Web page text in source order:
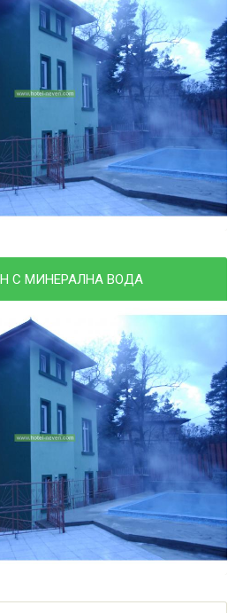
С МИНЕРАЛНА ВОДА